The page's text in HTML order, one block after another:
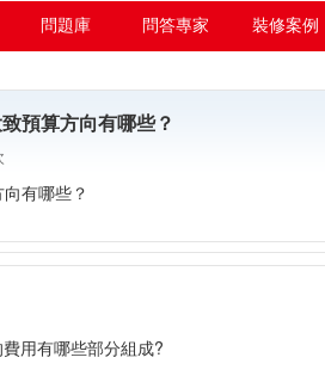
問題庫 問答專家 裝修案例
算方向有哪些？
有哪些？
用有哪些部分組成?